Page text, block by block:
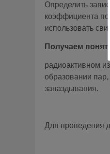
Определить
коэффициента
использовать
Получаем
радиоактивном
образовании
запаздывания.
Для проведения